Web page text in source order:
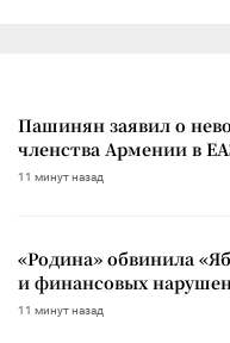
Пашинян заявил о
членства Армении в
11 минут назад
«Родина» обвинила
и финансовых
11 минут назад